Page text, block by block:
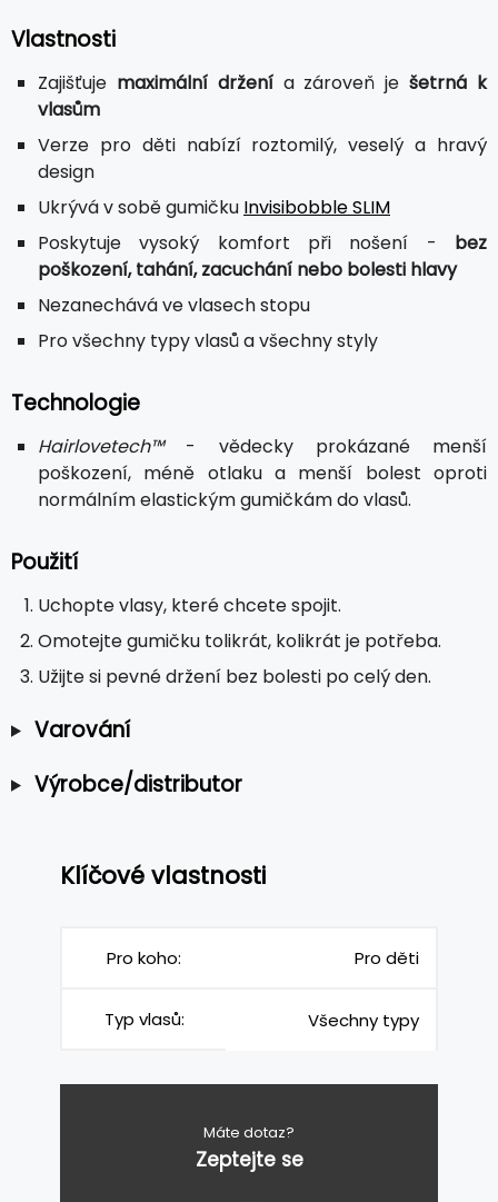
Vlastnosti
Zajišťuje maximální drženía zároveň ješetrná k
vlasům
Verze pro děti nabízí roztomilý, veselý a hravý
design
Ukrývá v sobě gumičku Invisibobble SLIM
Poskytuje vysoký komfort při nošení - bez
poškození, tahání, zacuchání nebo bolesti hlavy
Nezanechává ve vlasech stopu
Pro všechny typy vlasů a všechny styly
Technologie
Hairlovetech™- vědecky prokázané menší
poškození, méně otlaku a menší bolest oproti
normálním elastickým gumičkám do vlasů.
Použití
Uchopte vlasy, které chcete spojit.
Omotejte gumičku tolikrát, kolikrát je potřeba.
Užijte si pevné držení bez bolesti po celý den.
Varování
Výrobce/distributor
Klíčové vlastnosti
Pro koho: Pro děti
Typ vlasů: Všechny typy
Máte dotaz?
Zeptejte se